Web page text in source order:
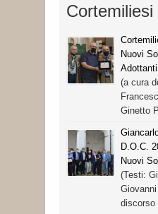
Cortemiliesi
Nuovi
Adottanti
(a cura
Ginetto
D.O.C.
Nuovi
(Testi:
discorso